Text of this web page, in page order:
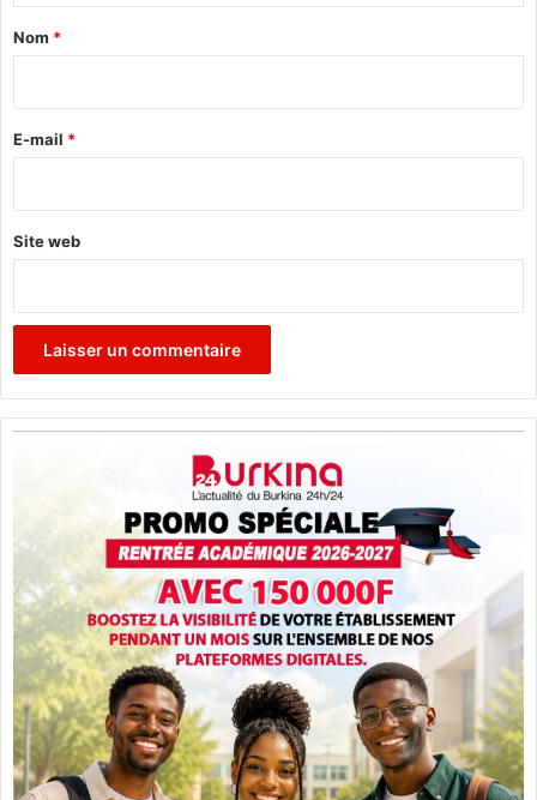
a
e
Nom *
E-mail *
Site web